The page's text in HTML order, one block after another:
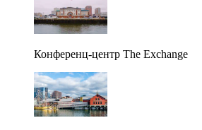
Конференц-центр The Exchange